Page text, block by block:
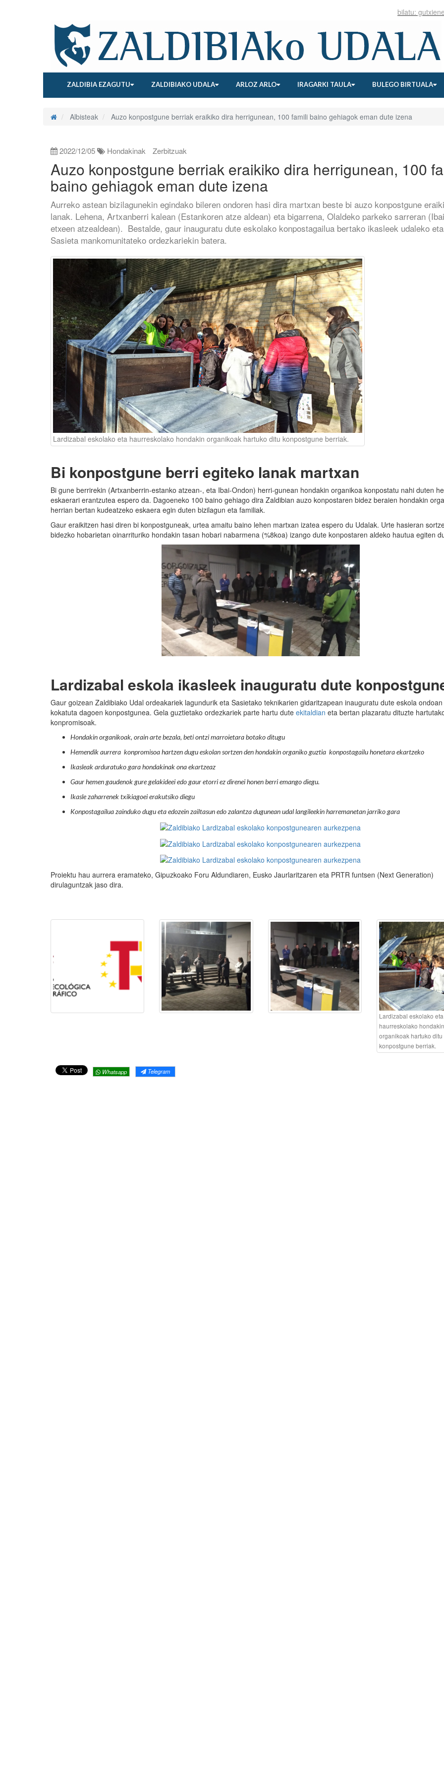
ZALDIBIA EZAGUTU ZALDIBIAKO UDALA ARLOZ ARLO IRAGARKI TAULA BULEGO BIRTUALA
Albisteak Auzo konpostgune berriak eraikiko dira herrigunean, 100 famili baino gehiagok eman dute izena
2022/12/05 Hondakinak Zerbitzuak
Auzo konpostgune berriak eraikiko dira herrigunean, 100
baino gehiagok eman dute izena
Aurreko astean bizilagunekin egindako bileren ondoren hasi dira martxan beste bi auzo konpostgune
lanak. Lehena, Artxanberri kalean (Estankoren atze aldean) eta bigarrena, Olaldeko parkeko sarreran
etxeen atzealdean). Bestalde, gaur inauguratu dute eskolako konpostagailua bertako ikasleek udaleko eta
Sasieta mankomunitateko ordezkariekin batera.
Lardizabal eskolako eta haurreskolako hondakin organikoak hartuko ditu konpostgune berriak.
Bi konpostgune berri egiteko lanak martxan
Bi gune berrirekin (Artxanberrin-estanko atzean-, eta Ibai-Ondon) herri-gunean hondakin organikoa konpostatu nahi duten
eskaerari erantzutea espero da. Dagoeneko 100 baino gehiago dira Zaldibian auzo konpostaren bidez beraien hondakin
herrian bertan kudeatzeko eskaera egin duten bizilagun eta familiak.
Gaur eraikitzen hasi diren bi konpostguneak, urtea amaitu baino lehen martxan izatea espero du Udalak. Urte hasieran
bidezko hobarietan oinarrituriko hondakin tasan hobari nabarmena (%8koa) izango dute konpostaren aldeko hautua egiten
Lardizabal eskola ikasleek inauguratu dute
Gaur goizean Zaldibiako Udal ordeakariek lagundurik eta Sasietako teknikarien gidaritzapean inauguratu dute eskola ondoan
kokatuta dagoen konpostgunea. Gela guztietako ordezkariek parte hartu dute ekitaldian eta bertan plazaratu dituzte
konpromisoak.
Hondakin organikoak, orain arte bezala, beti ontzi marroietara botako ditugu
Hemendik aurrera konpromisoa hartzen dugu eskolan sortzen den hondakin organiko guztia konpostagailu honetara ekartzeko
Ikasleak arduratuko gara hondakinak ona ekartzeaz
Gaur hemen gaudenok gure gelakideei edo gaur etorri ez direnei honen berri emango diegu.
Ikasle zaharrenek txikiagoei erakutsiko diegu
Konpostagailua zainduko dugu eta edozein zailtasun edo zalantza dugunean udal langileekin harremanetan jarriko gara
Proiektu hau aurrera eramateko, Gipuzkoako Foru Aldundiaren, Eusko Jaurlaritzaren eta PRTR funtsen (Next Generation)
dirulaguntzak jaso dira.
Lardizabal eskolako eta
haurreskolako
organikoak hartuko ditu
konpostgune berriak.
Whatsapp Telegram